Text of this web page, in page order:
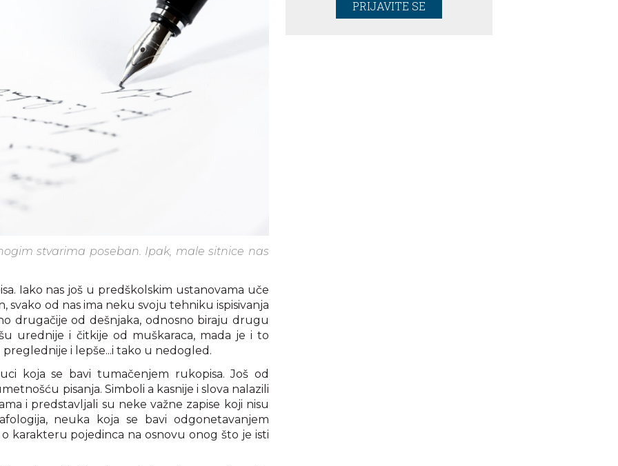
stvarima poseban. Ipak, male sitnice nas
Iako nas još u predškolskim ustanovama uče
svako od nas ima neku svoju tehniku ispisivanja
drugačije od dešnjaka, odnosno biraju drugu
urednije i čitkije od muškaraca, mada je i to
i lepše...i tako u nedogled.
koja se bavi tumačenjem rukopisa. Još od
pisanja. Simboli a kasnije i slova nalazili
i predstavljali su neke važne zapise koji nisu
neuka koja se bavi odgonetavanjem
karakteru pojedinca na osnovu onog što je isti
PRIJAVITE SE